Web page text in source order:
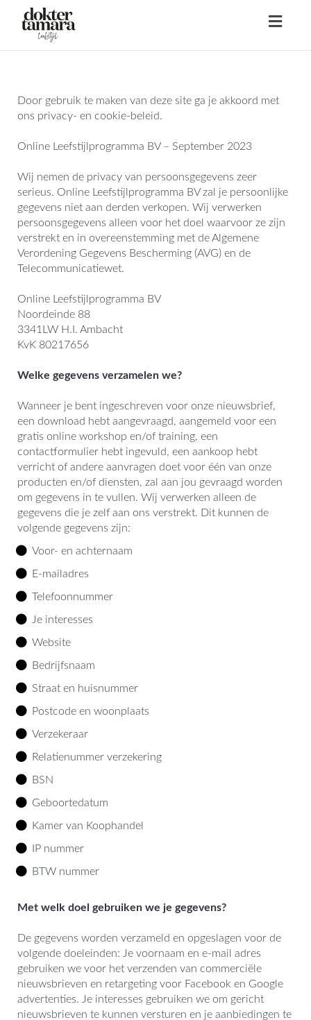
Door gebruik te maken van deze site ga je akkoord met
ons privacy- en cookie-beleid.
Online Leefstijlprogramma BV – September 2023
Wij nemen de privacy van persoonsgegevens zeer
serieus. Online Leefstijlprogramma BV zal je persoonlijke
gegevens niet aan derden verkopen. Wij verwerken
persoonsgegevens alleen voor het doel waarvoor ze zijn
verstrekt en in overeenstemming met de Algemene
Verordening Gegevens Bescherming (AVG) en de
Telecommunicatiewet.
Online Leefstijlprogramma BV
Noordeinde 88
3341LW H.I. Ambacht
KvK 80217656
Welke gegevens verzamelen we?
Wanneer je bent ingeschreven voor onze nieuwsbrief,
een download hebt aangevraagd, aangemeld voor een
gratis online workshop en/of training, een
contactformulier hebt ingevuld, een aankoop hebt
verricht of andere aanvragen doet voor één van onze
producten en/of diensten, zal aan jou gevraagd worden
om gegevens in te vullen. Wij verwerken alleen de
gegevens die je zelf aan ons verstrekt. Dit kunnen de
volgende gegevens zijn:
Voor- en achternaam
E-mailadres
Telefoonnummer
Je interesses
Website
Bedrijfsnaam
Straat en huisnummer
Postcode en woonplaats
Verzekeraar
Relatienummer verzekering
BSN
Geboortedatum
Kamer van Koophandel
IP nummer
BTW nummer
Met welk doel gebruiken we je gegevens?
De gegevens worden verzameld en opgeslagen voor de
volgende doeleinden: Je voornaam en e-mail adres
gebruiken we voor het verzenden van commerciële
nieuwsbrieven en retargeting voor Facebook en Google
advertenties. Je interesses gebruiken we om gericht
nieuwsbrieven te kunnen versturen en je aanbiedingen te